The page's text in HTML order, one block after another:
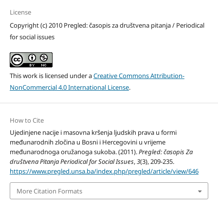
License
Copyright (c) 2010 Pregled: časopis za društvena pitanja / Periodical
for social issues
This work is licensed under aCreative Commons Attribution-
NonCommercial 4.0 International License.
How to Cite
Ujedinjene nacije i masovna kršenja ljudskih prava u formi
međunarodnih zločina u Bosni i Hercegovini u vrijeme
međunarodnoga oružanoga sukoba. (2011).Pregled: časopis Za
društvena Pitanja Periodical for Social Issues,3(3), 209-235.
https://www.pregled.unsa.ba/index.php/pregled/article/view/646
More Citation Formats